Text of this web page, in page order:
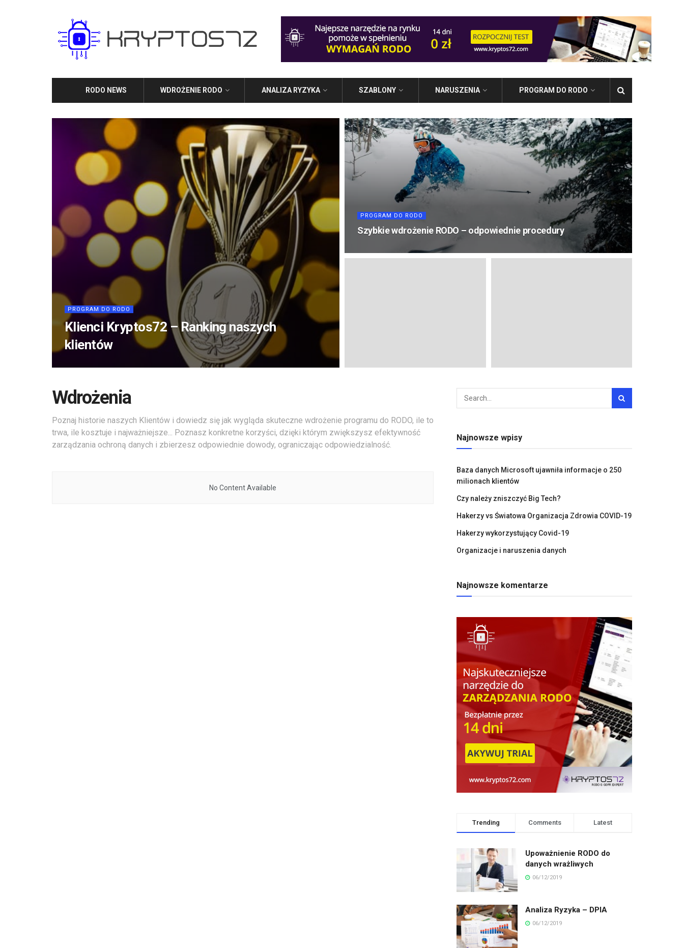
RODO NEWS WDROŻENIE RODO ANALIZA RYZYKA SZABLONY NARUSZENIA PROGRAM DO RODO
PROGRAM DO RODO
Klienci Kryptos72 – Ranking naszych
klientów
PROGRAM DO RODO
Szybkie wdrożenie RODO – odpowiednie procedury
Wdrożenia
Poznaj historie naszych Klientów i dowiedz się jak wygląda skuteczne wdrożenie programu do RODO, ile to
trwa, ile kosztuje i najważniejsze... Poznasz konkretne korzyści, dzięki którym zwiększysz efektywność
zarządzania ochroną danych i zbierzesz odpowiednie dowody, ograniczając odpowiedzialność.
No Content Available
Najnowsze wpisy
Baza danych Microsoft ujawniła informacje o 250
milionach klientów
Czy należy zniszczyć Big Tech?
Hakerzy vs Światowa Organizacja Zdrowia COVID-19
Hakerzy wykorzystujący Covid-19
Organizacje i naruszenia danych
Najnowsze komentarze
Trending Comments Latest
Upoważnienie RODO do
danych wrażliwych
06/12/2019
Analiza Ryzyka – DPIA
06/12/2019